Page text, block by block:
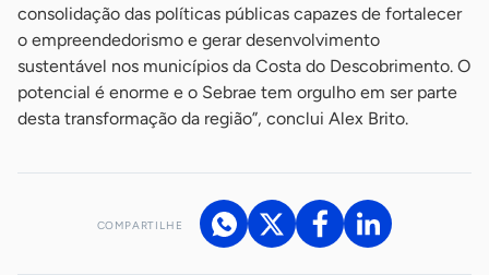
consolidação das políticas públicas capazes de fortalecer
o empreendedorismo e gerar desenvolvimento
sustentável nos municípios da Costa do Descobrimento. O
potencial é enorme e o Sebrae tem orgulho em ser parte
desta transformação da região”, conclui Alex Brito.
COMPARTILHE